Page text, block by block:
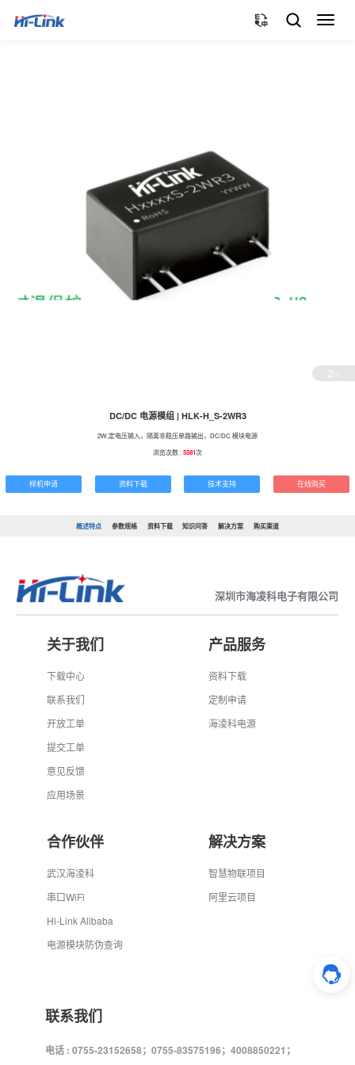
切
2 /1
DC/DC 电源模组 | HLK-H_S-2WR3
2W,定电压输入，隔离非稳压单路输出，DC/DC 模块电源
浏览次数 :5581次
样机申请 资料下载 技术支持 在线购买
概述特点 参数规格 资料下载 知识问答 解决方案 购买渠道
深圳市海凌科电子有限公司
关于我们
下载中心
联系我们
开放工单
提交工单
意见反馈
应用场景
产品服务
资料下载
定制申请
海凌科电源
合作伙伴
武汉海凌科
串口WiFi
Hi-Link Alibaba
电源模块防伪查询
解决方案
智慧物联项目
阿里云项目
联系我们
电话 : 0755-23152658；0755-83575196；4008850221；